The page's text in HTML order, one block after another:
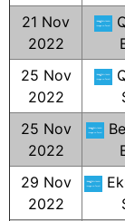
21 Nov
2022
25 Nov
2022
25 Nov
2022
29 Nov
2022